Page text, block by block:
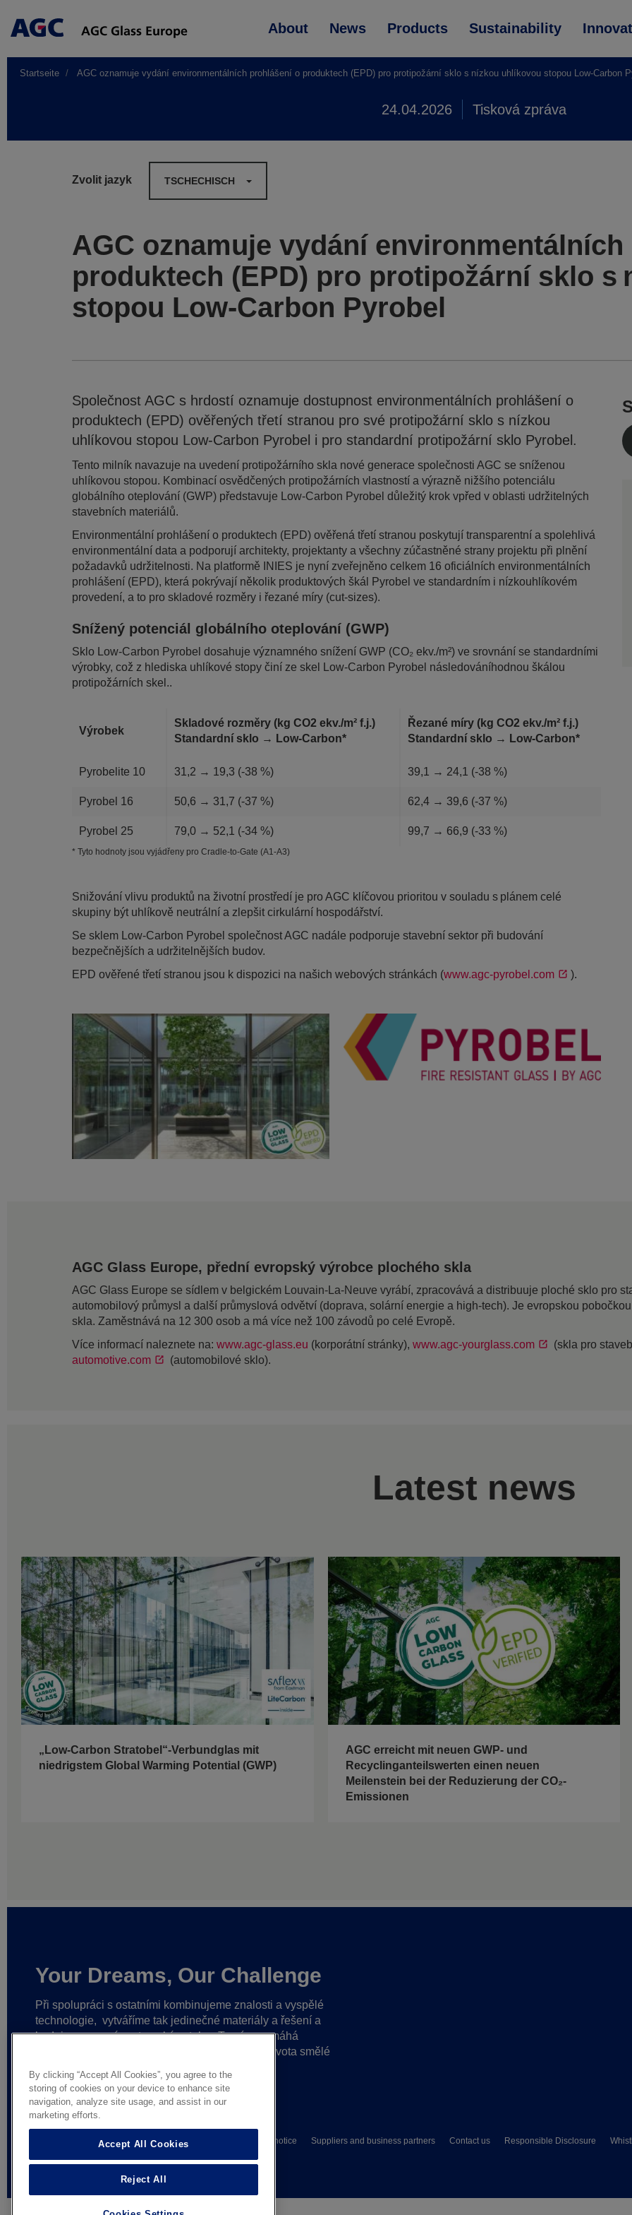
Main
About News Products Sustainability
Startseite AGC oznamuje vydání environmentálních prohlášení o produktech (EPD) pro protipožární sklo s nízkou uhlíkovou stopou Low-Carbon
24.04.2026 Tisková zpráva
Zvolit jazyk TSCHECHISCH
AGC oznamuje vydání
produktech (EPD) pro protipožární sklo s
stopou Low-Carbon Pyrobel
Společnost AGC s hrdostí oznamuje dostupnost environmentálních prohlášení o
produktech (EPD) ověřených třetí stranou pro své protipožární sklo s nízkou
uhlíkovou stopou Low-Carbon Pyrobel i pro standardní protipožární sklo Pyrobel.
Tento milník navazuje na uvedení protipožárního skla nové generace společnosti AGC se sníženou
uhlíkovou stopou. Kombinací osvědčených protipožárních vlastností a výrazně nižšího potenciálu
globálního oteplování (GWP) představuje Low-Carbon Pyrobel důležitý krok vpřed v oblasti udržitelných
stavebních materiálů.
Environmentální prohlášení o produktech (EPD) ověřená třetí stranou poskytují transparentní a spolehlivá
environmentální data a podporují architekty, projektanty a všechny zúčastněné strany projektu při plnění
požadavků udržitelnosti. Na platformě INIES je nyní zveřejněno celkem 16 oficiálních environmentálních
prohlášení (EPD), která pokrývají několik produktových škál Pyrobel ve standardním i nízkouhlíkovém
provedení, a to pro skladové rozměry i řezané míry (cut-sizes).
Snížený potenciál globálního oteplování (GWP)
Sklo Low-Carbon Pyrobel dosahuje významného snížení GWP (CO₂ ekv./m²) ve srovnání se standardními
výrobky, což z hlediska uhlíkové stopy činí ze skel Low-Carbon Pyrobel následováníhodnou škálou
protipožárních skel..
Výrobek
Skladové rozměry (kg CO2 ekv./m² f.j.)
Standardní sklo → Low-Carbon*
Řezané míry (kg CO2 ekv./m² f.j.)
Standardní sklo → Low-Carbon*
Pyrobelite 10 31,2 → 19,3 (-38 %) 39,1 → 24,1 (-38 %)
Pyrobel 16 50,6 → 31,7 (-37 %) 62,4 → 39,6 (-37 %)
Pyrobel 25 79,0 → 52,1 (-34 %) 99,7 → 66,9 (-33 %)
* Tyto hodnoty jsou vyjádřeny pro Cradle-to-Gate (A1-A3)
Snižování vlivu produktů na životní prostředí je pro AGC klíčovou prioritou v souladu s plánem celé
skupiny být uhlíkově neutrální a zlepšit cirkulární hospodářství.
Se sklem Low-Carbon Pyrobel společnost AGC nadále podporuje stavební sektor při budování
bezpečnějších a udržitelnějších budov.
EPD ověřené třetí stranou jsou k dispozici na našich webových stránkách (www.agc-pyrobel.com ).
AGC Glass Europe, přední evropský výrobce plochého skla
AGC Glass Europe se sídlem v belgickém Louvain-La-Neuve vyrábí, zpracovává a distribuuje ploché sklo pro
automobilový průmysl a další průmyslová odvětví (doprava, solární energie a high-tech). Je evropskou
skla. Zaměstnává na 12 300 osob a má více než 100 závodů po celé Evropě.
Více informací naleznete na: www.agc-glass.eu (korporátní stránky), www.agc-yourglass.com (skla pro
automotive.com
(automobilové sklo).
Latest news
„Low-Carbon Stratobel“-Verbundglas mit
niedrigstem Global Warming Potential (GWP)
AGC erreicht mit neuen GWP- und
Recyclinganteilswerten einen neuen
Meilenstein bei der Reduzierung der CO₂-
Emissionen
Your Dreams, Our Challenge
Při spolupráci s ostatními kombinujeme znalosti a vyspělé
technologie, vytváříme tak jedinečné materiály a řešení a
budujeme pevné partnerské vztahy.To nám pomáhá
a uvádět do života smělé
© AGC Glass Europe 2026 Wettelijke informatie Privacy notice Suppliers and business partners Contact us Responsible Disclosure
General terms of sale
By clicking “Accept All Cookies”, you agree to the
storing of cookies on your device to enhance site
navigation, analyze site usage, and assist in our
marketing efforts.
Accept All Cookies
Reject All